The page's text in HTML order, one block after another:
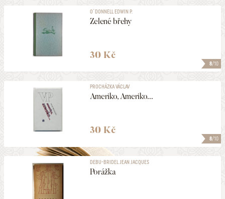
8/10
O´DONNELL EDWIN P.
Zelené břehy
30 Kč
8/10
PROCHÁZKA VÁCLAV
Ameriko, Ameriko...
30 Kč
DEBU-BRIDEL JEAN JACQUES
Porážka